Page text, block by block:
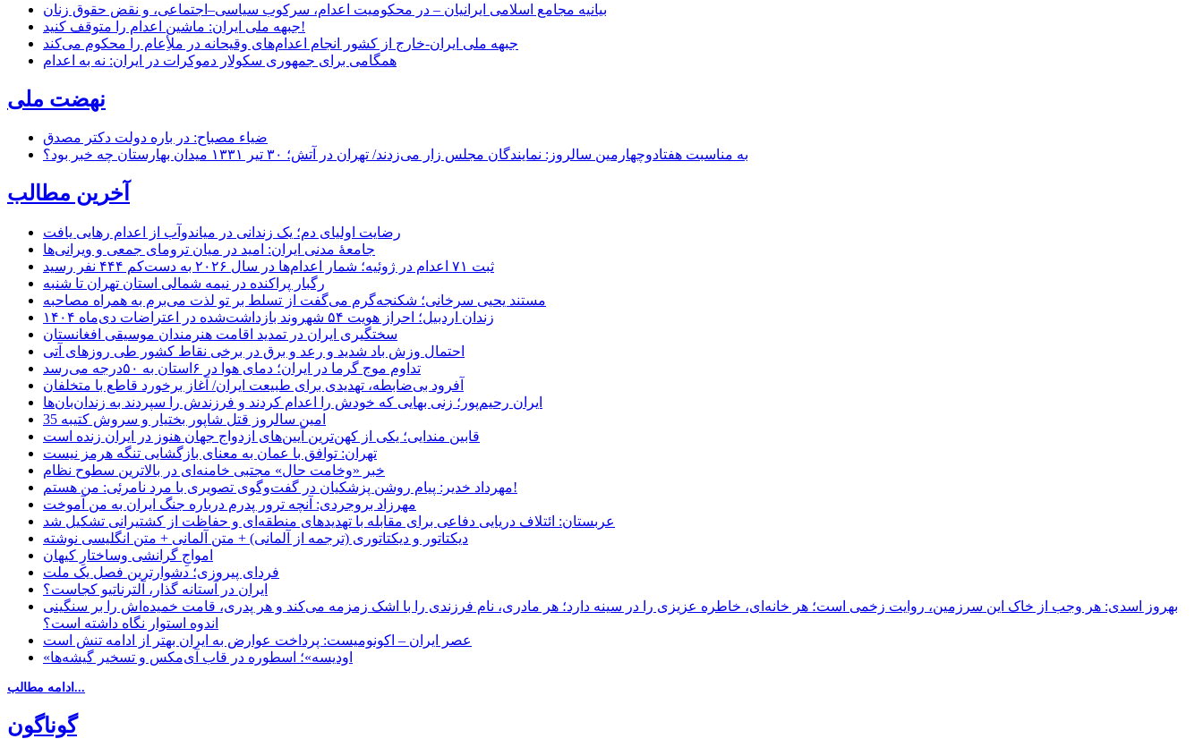
بیانیه مجامع اسلامی ایرانیان – در محکومیت اعدام، سرکوب سیاسی–اجتماعی، و نقض حقوق زنان
جبهه ملی ایران: ماشین اعدام را متوقف کنید!
جبهه ملی ایران-خارج از کشور انجام اعدام‌های وقیحانه در ملأِعام را محکوم می‌کند
همگامی برای جمهوری سکولار دموکرات در ایران: نه به اعدام
نهضت ملی
ضیاء مصباح: در باره دولت دکتر مصدق
به مناسبت هفتادوچهارمین سالروز: نمایندگان مجلس زار می‌زدند/ تهران در آتش؛ ۳۰ تیر ۱۳۳۱ میدان بهارستان چه خبر بود؟
آخرین مطالب
رضایت اولیای دم؛ یک زندانی در میاندوآب از اعدام رهایی یافت
جامعهٔ مدنی ایران: امید در میان ترومای جمعی و ویرانی‌ها
ثبت ۷۱ اعدام در ژوئیه؛ شمار اعدام‌ها در سال ۲۰۲۶ به دست‌کم ۴۴۴ نفر رسید
رگبار پراکنده در نیمه شمالی استان تهران تا شنبه
مستند یحیی سرخانی؛ شکنجه‌گرم می‌گفت از تسلط بر تو لذت می‌برم به همراه مصاحبه
زندان اردبیل؛ احراز هویت ۵۴ شهروند بازداشت‌شده در اعتراضات دی‌ماه ۱۴۰۴
سختگیری ایران در تمدید اقامت هنرمندان موسیقی افغانستان
احتمال وزش باد شدید و رعد و برق در برخی نقاط کشور طی روزهای آتی
تداوم موج گرما در ایران؛ دمای هوا در ۶استان به ۵۰درجه می‌رسد
آفرود بی‌ضابطه، تهدیدی برای طبیعت ایران/ آغاز برخورد قاطع با متخلفان
ایران رحیم‌پور؛ زنی بهایی که خودش را اعدام کردند و فرزندش را سپردند به زندان‌بان‌ها
35 امین سالروز قتل شاپور بختیار و سروش کتیبه
قابین مندایی؛ یکی از کهن‌ترین آیین‌های ازدواج جهان هنوز در ایران زنده است
تهران: توافق با عمان به معنای بازگشایی تنگه هرمز نیست
خبر «وخامت حال» مجتبی خامنه‌ای در بالاترین سطوح نظام
مهرداد خدیر: پیام روشن پزشکیان در گفت‌و‌گوی تصویری با مرد نامرئی: من هستم!
مهرزاد بروجردی: آنچه ترور پدرم درباره جنگ ایران به من آموخت
عربستان: ائتلاف دریایی دفاعی برای مقابله با تهدیدهای منطقه‌ای و حفاظت از کشتیرانی تشکیل شد
دیکتاتور و دیکتاتوری (ترجمه از آلمانی) + متن آلمانی + متن انگلیسی نوشته
‌امواجِ گرانشی وساختارِ کیهان
فردای پیروزی؛ دشوارترین فصل یک ملت
ایران در آستانه گذار، آلترناتیو کجاست؟
بهروز اسدی: هر وجب از خاک‌ این سرزمین، روایت زخمی است؛ هر خانه‌ای، خاطره عزیزی را در سینه دارد؛ هر مادری، نام فرزندی را با اشک زمزمه می‌کند و هر پدری، قامت خمیده‌اش را بر سنگینی
اندوه استوار نگاه داشته است؟
عصر ایران – اکونومیست: پرداخت عوارض به ایران بهتر از ادامه تنش است
«اودیسه»؛ اسطوره در قاب آی‌مکس و تسخیر گیشه‌ها
ادامه مطالب...
گوناگون